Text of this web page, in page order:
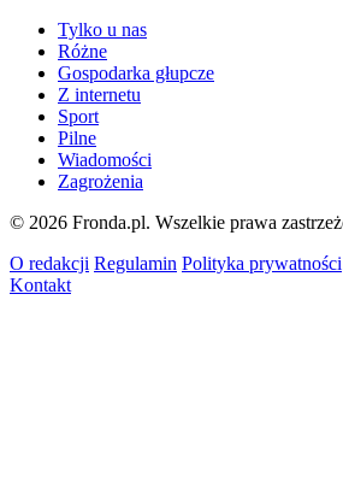
Tylko u nas
Różne
Gospodarka głupcze
Z internetu
Sport
Pilne
Wiadomości
Zagrożenia
© 2026 Fronda.pl. Wszelkie prawa
O redakcji Regulamin Polityka prywatności
Kontakt